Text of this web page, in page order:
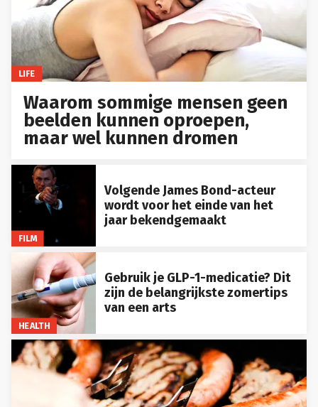
LIFE
Waarom sommige mensen geen
beelden kunnen oproepen,
maar wel kunnen dromen
FILM
Volgende James Bond-acteur
wordt voor het einde van het
jaar bekendgemaakt
HEALTH
Gebruik je GLP-1-medicatie? Dit
zijn de belangrijkste zomertips
van een arts